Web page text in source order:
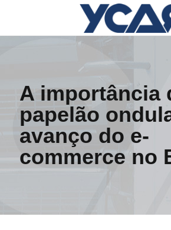
A importância
papelão
avanço do e-
commerce no